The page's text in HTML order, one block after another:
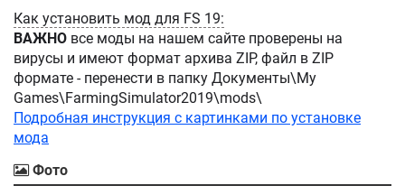
Как установить мод для FS 19:
ВАЖНО все моды на нашем сайте проверены на
вирусы и имеют формат архива ZIP, файл в ZIP
формате - перенести в папку Документы\My
Games\FarmingSimulator2019\mods\
Подробная инструкция с картинками по установке
мода
Фото